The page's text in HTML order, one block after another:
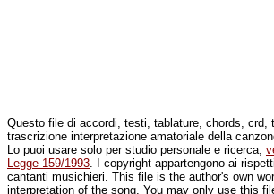
Questo file di accordi, testi, tablature, chords, crd,
trascrizione interpretazione amatoriale della
Lo puoi usare solo per studio personale e ricerca,
Legge 159/1993. I copyright appartengono ai
cantanti musichieri. This file is the author's own
interpretation of the song. You may only use this